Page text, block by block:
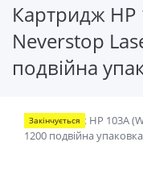
Картридж HP
Neverstop
подвійна
Закінчується